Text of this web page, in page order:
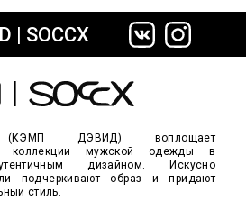
| SOCCX
ДЭВИД) воплощает
коллекции мужской одежды в
дизайном. Искусно
подчеркивают образ и придают
стиль.